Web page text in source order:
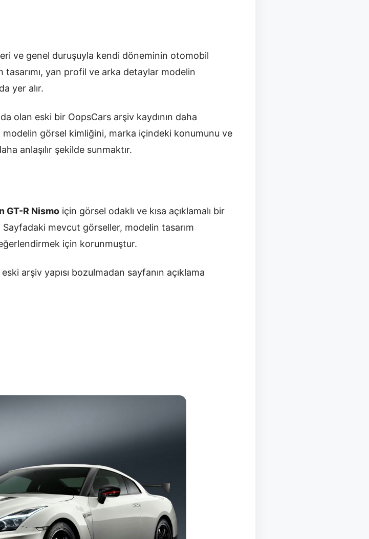
ve genel duruşuyla kendi döneminin otomobil
tasarımı, yan profil ve arka detaylar modelin
yer alır.
olan eski bir OopsCars arşiv kaydının daha
görsel kimliğini, marka içindeki konumunu ve
anlaşılır şekilde sunmaktır.
GT-R Nismo için görsel odaklı ve kısa açıklamalı bir
mevcut görseller, modelin tasarım
için korunmuştur.
arşiv yapısı bozulmadan sayfanın açıklama